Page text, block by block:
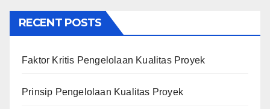
RECENT POSTS
Faktor Kritis Pengelolaan Kualitas Proyek
Prinsip Pengelolaan Kualitas Proyek